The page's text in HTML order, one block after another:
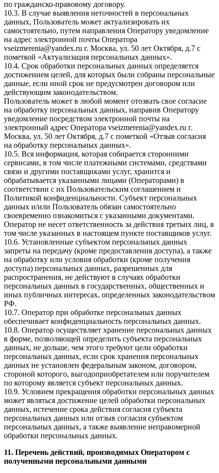
по гражданско-правовому договору.
10.3. В случае выявления неточностей в персональных
данных, Пользователь может актуализировать их
самостоятельно, путем направления Оператору уведомление
на адрес электронной почты Оператора
vseizmerenia@yandex.ru г. Москва, ул. 50 лет Октября, д.7 с
пометкой «Актуализация персональных данных».
10.4. Срок обработки персональных данных определяется
достижением целей, для которых были собраны персональные
данные, если иной срок не предусмотрен договором или
действующим законодательством.
Пользователь может в любой момент отозвать свое согласие
на обработку персональных данных, направив Оператору
уведомление посредством электронной почты на
электронный адрес Оператора vseizmerenia@yandex.ru г.
Москва, ул. 50 лет Октября, д.7 с пометкой «Отзыв согласия
на обработку персональных данных».
10.5. Вся информация, которая собирается сторонними
сервисами, в том числе платежными системами, средствами
связи и другими поставщиками услуг, хранится и
обрабатывается указанными лицами (Операторами) в
соответствии с их Пользовательским соглашением и
Политикой конфиденциальности. Субъект персональных
данных и/или Пользователь обязан самостоятельно
своевременно ознакомиться с указанными документами.
Оператор не несет ответственность за действия третьих лиц, в
том числе указанных в настоящем пункте поставщиков услуг.
10.6. Установленные субъектом персональных данных
запреты на передачу (кроме предоставления доступа), а также
на обработку или условия обработки (кроме получения
доступа) персональных данных, разрешенных для
распространения, не действуют в случаях обработки
персональных данных в государственных, общественных и
иных публичных интересах, определенных законодательством
РФ.
10.7. Оператор при обработке персональных данных
обеспечивает конфиденциальность персональных данных.
10.8. Оператор осуществляет хранение персональных данных
в форме, позволяющей определить субъекта персональных
данных, не дольше, чем этого требуют цели обработки
персональных данных, если срок хранения персональных
данных не установлен федеральным законом, договором,
стороной которого, выгодоприобретателем или поручителем
по которому является субъект персональных данных.
10.9. Условием прекращения обработки персональных данных
может являться достижение целей обработки персональных
данных, истечение срока действия согласия субъекта
персональных данных или отзыв согласия субъектом
персональных данных, а также выявление неправомерной
обработки персональных данных.
11. Перечень действий, производимых Оператором с
полученными персональными данными